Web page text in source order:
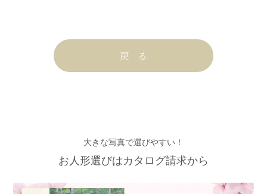
戻 る
大きな写真で選びやすい！
お人形選びはカタログ請求から